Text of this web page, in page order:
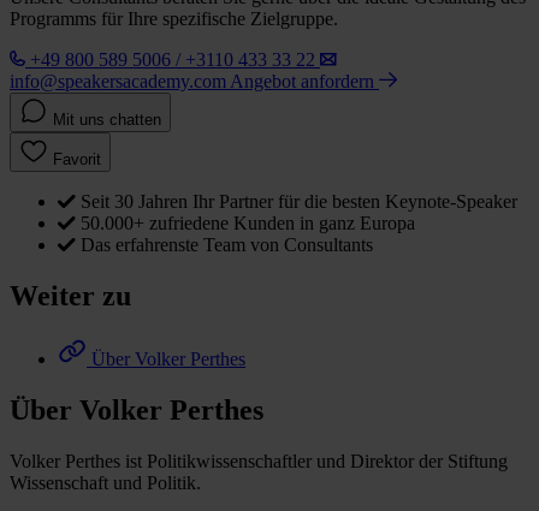
Programms für Ihre spezifische Zielgruppe.
+49 800 589 5006 / +3110 433 33 22
info@speakersacademy.com Angebot anfordern
Mit uns chatten
Favorit
Seit 30 Jahren Ihr Partner für die besten Keynote-Speaker
50.000+ zufriedene Kunden in ganz Europa
Das erfahrenste Team von Consultants
Weiter zu
Über Volker Perthes
Über Volker Perthes
Volker Perthes ist Politikwissenschaftler und Direktor der Stiftung
Wissenschaft und Politik.